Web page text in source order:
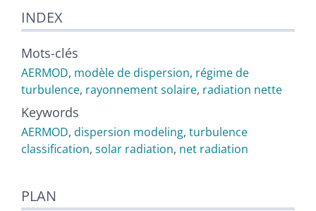
INDEX
Mots-clés
AERMOD, modèle de dispersion, régime de
turbulence, rayonnement solaire, radiation nette
Keywords
AERMOD, dispersion modeling, turbulence
classification, solar radiation, net radiation
PLAN